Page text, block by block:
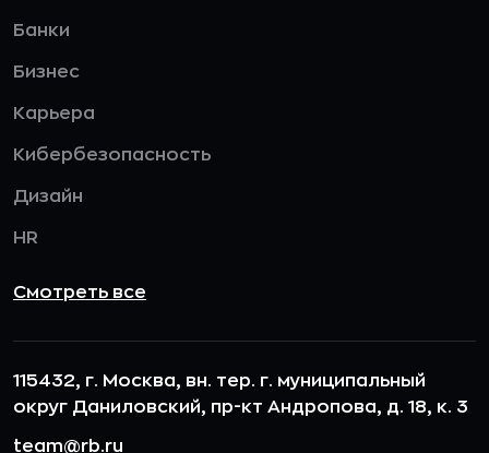
Банки
Бизнес
Карьера
Кибербезопасность
Дизайн
HR
Смотреть все
115432, г. Москва, вн. тер. г. муниципальный
округ Даниловский, пр-кт Андропова, д. 18, к. 3
team@rb.ru